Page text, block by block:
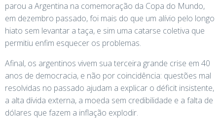
parou a Argentina na comemoração da Copa do Mundo,
em dezembro passado, foi mais do que um alívio pelo longo
hiato sem levantar a taça, e sim uma catarse coletiva que
permitiu enfim esquecer os problemas.
Afinal, os argentinos vivem sua terceira grande crise em 40
anos de democracia, e não por coincidência: questões mal
resolvidas no passado ajudam a explicar o déficit insistente,
a alta dívida externa, a moeda sem credibilidade e a falta de
dólares que fazem a inflação explodir.